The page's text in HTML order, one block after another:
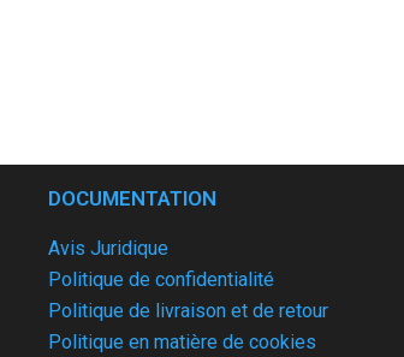
DOCUMENTATION
Avis Juridique
Politique de confidentialité
Politique de livraison et de retour
Politique en matière de cookies